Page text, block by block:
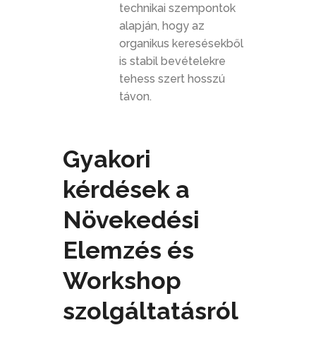
technikai szempontok
alapján, hogy az
organikus keresésekből
is stabil bevételekre
tehess szert hosszú
távon.
Gyakori
kérdések a
Növekedési
Elemzés és
Workshop
szolgáltatásról